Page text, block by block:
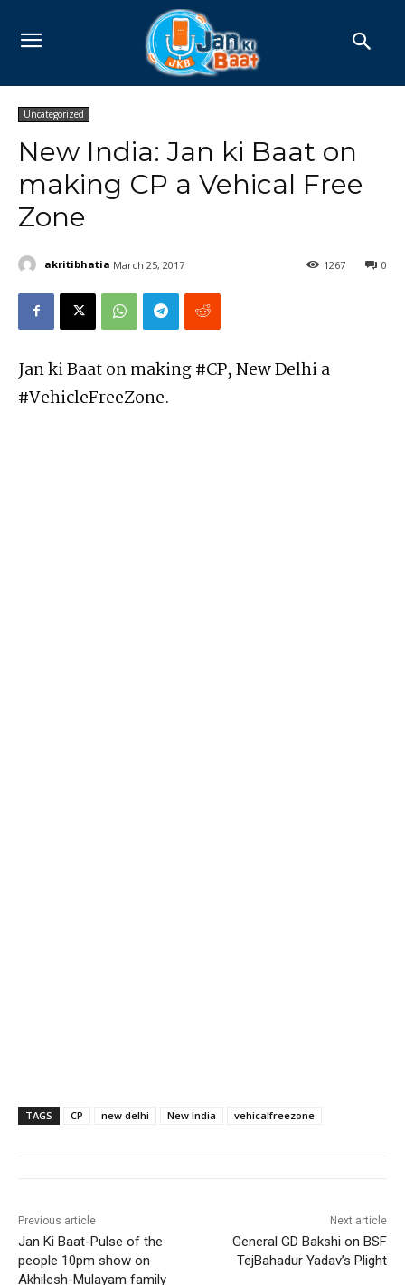
Uncategorized
New India: Jan ki Baat on
making CP a Vehical Free
Zone
akritibhatia March 25, 2017 0
1267
Jan ki Baat on making #CP, New Delhi a
#VehicleFreeZone.
TAGS CP new delhi New India vehicalfreezone
Previous article
Jan Ki Baat-Pulse of the
people 10pm show on
Akhilesh-Mulayam family
Next article
General GD Bakshi on BSF
TejBahadur Yadav’s Plight